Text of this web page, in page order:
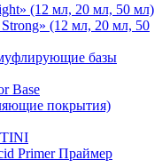
(12 мл, 20 мл, 50 мл)
(12 мл, 20 мл, 50
базы
Base
покрытия)
Primer Праймер